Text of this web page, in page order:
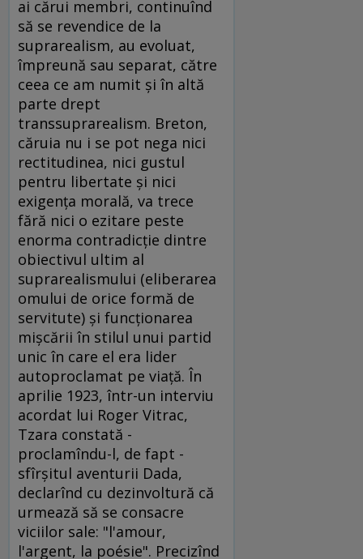
ai cărui membri, continuînd
să se revendice de la
suprarealism, au evoluat,
împreună sau separat, către
ceea ce am numit şi în altă
parte drept
transsuprarealism. Breton,
căruia nu i se pot nega nici
rectitudinea, nici gustul
pentru libertate şi nici
exigenţa morală, va trece
fără nici o ezitare peste
enorma contradicţie dintre
obiectivul ultim al
suprarealismului (eliberarea
omului de orice formă de
servitute) şi funcţionarea
mişcării în stilul unui partid
unic în care el era lider
autoproclamat pe viaţă. În
aprilie 1923, într-un interviu
acordat lui Roger Vitrac,
Tzara constată -
proclamîndu-l, de fapt -
sfîrşitul aventurii Dada,
declarînd cu dezinvoltură că
urmează să se consacre
viciilor sale: "l'amour,
l'argent, la poésie". Precizînd